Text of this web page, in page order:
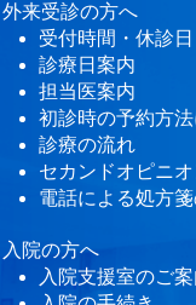
外来受診の方へ
受付時間・休診
診療日案内
担当医案内
初診時の予約方
診療の流れ
セカンドオピニ
電話による処方
入院の方へ
入院支援室のご